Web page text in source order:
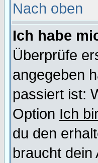
Nach oben
Ich habe
Überprüfe
angegeben
passiert ist:
Option Ich
du den
braucht dein